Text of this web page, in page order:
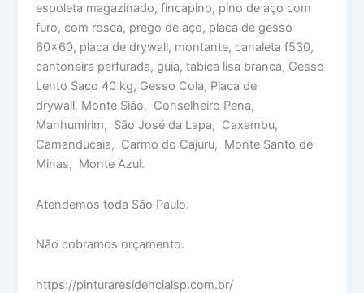
espoleta magazinado, fincapino, pino de aço com
furo, com rosca, prego de aço, placa de gesso
60×60, placa de drywall, montante, canaleta f530,
cantoneira perfurada, guia, tabica lisa branca, Gesso
Lento Saco 40 kg, Gesso Cola, Placa de
drywall, Monte Sião, Conselheiro Pena,
Manhumirim, São José da Lapa, Caxambu,
Camanducaia, Carmo do Cajuru, Monte Santo de
Minas, Monte Azul.
Atendemos toda São Paulo.
Não cobramos orçamento.
https://pinturaresidencialsp.com.br/